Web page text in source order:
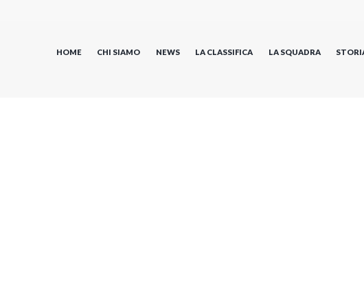
HOME CHI SIAMO NEWS LA CLASSIFICA LA SQUADRA